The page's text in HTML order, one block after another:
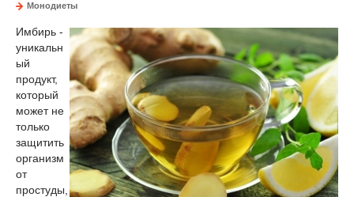
Монодиеты
Имбирь ‑
уникальн
ый
продукт,
который
может не
только
защитить
организм
от
простуды,